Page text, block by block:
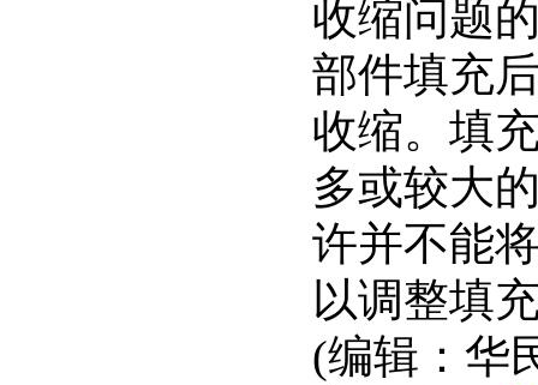
收缩问题
部件填充
收缩。填
多或较大
许并不能
以调整填
(编辑：华